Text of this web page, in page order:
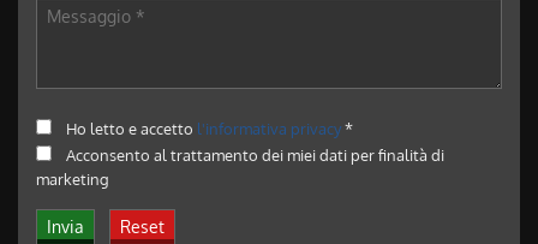
Ho letto e accetto l'informativa privacy*
Acconsento al trattamento dei miei dati per finalità di
marketing